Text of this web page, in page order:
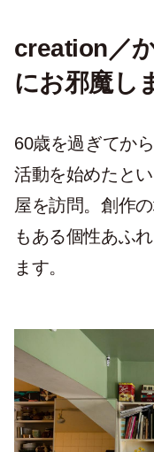
creation／
にお邪魔し
60歳を過ぎてか
活動を始めたと
屋を訪問。創作
もある個性あふ
ます。